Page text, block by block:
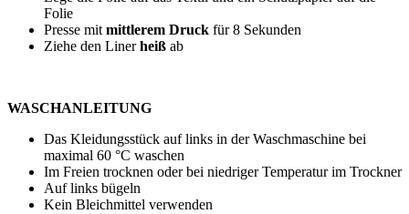
Folie
Presse mit mittlerem Druck für8 Sekunden
Ziehe den Linerheiß ab
WASCHANLEITUNG
Das Kleidungsstück auf links in der Waschmaschine bei
maximal 60 °C waschen
Im Freien trocknen oder bei niedriger Temperatur im Trockner
Auf links bügeln
Kein Bleichmittel verwenden